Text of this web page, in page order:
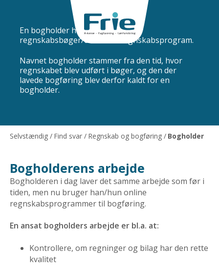
En bogholder holder orden i dine
regnskabsbøger/dit online regnskabsprogram.
Navnet bogholder stammer fra den tid, hvor
regnskabet blev udført i bøger, og den der
lavede bogføring blev derfor kaldt for en
bogholder.
Selvstændig / Find svar / Regnskab og bogføring / Bogholder
Bogholderens arbejde
Bogholderen i dag laver det samme arbejde som før i
tiden, men nu bruger han/hun online
regnskabsprogrammer til bogføring.
En ansat bogholders arbejde er bl.a. at:
Kontrollere, om regninger og bilag har den rette
kvalitet